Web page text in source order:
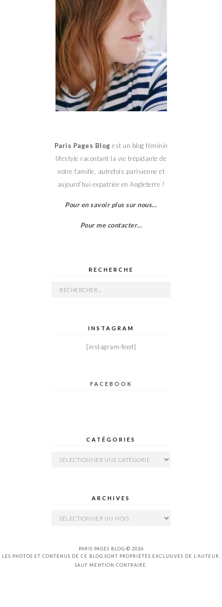
Paris Pages Blog est un blog féminin
lifestyle racontant la vie trépidante de
notre famille, autrefois parisienne et
aujourd’hui expatriée en Angleterre !
Pour en savoir plus sur nous…
Pour me contacter…
RECHERCHE
Rechercher :
INSTAGRAM
[instagram-feed]
FACEBOOK
CATÉGORIES
Catégories
ARCHIVES
Archives
PARIS PAGES BLOG © 2026
LES PHOTOS ET CONTENUS DE CE BLOG SONT PROPRIÉTÉS EXCLUSIVES DE L'AUTEUR,
SAUF MENTION CONTRAIRE.